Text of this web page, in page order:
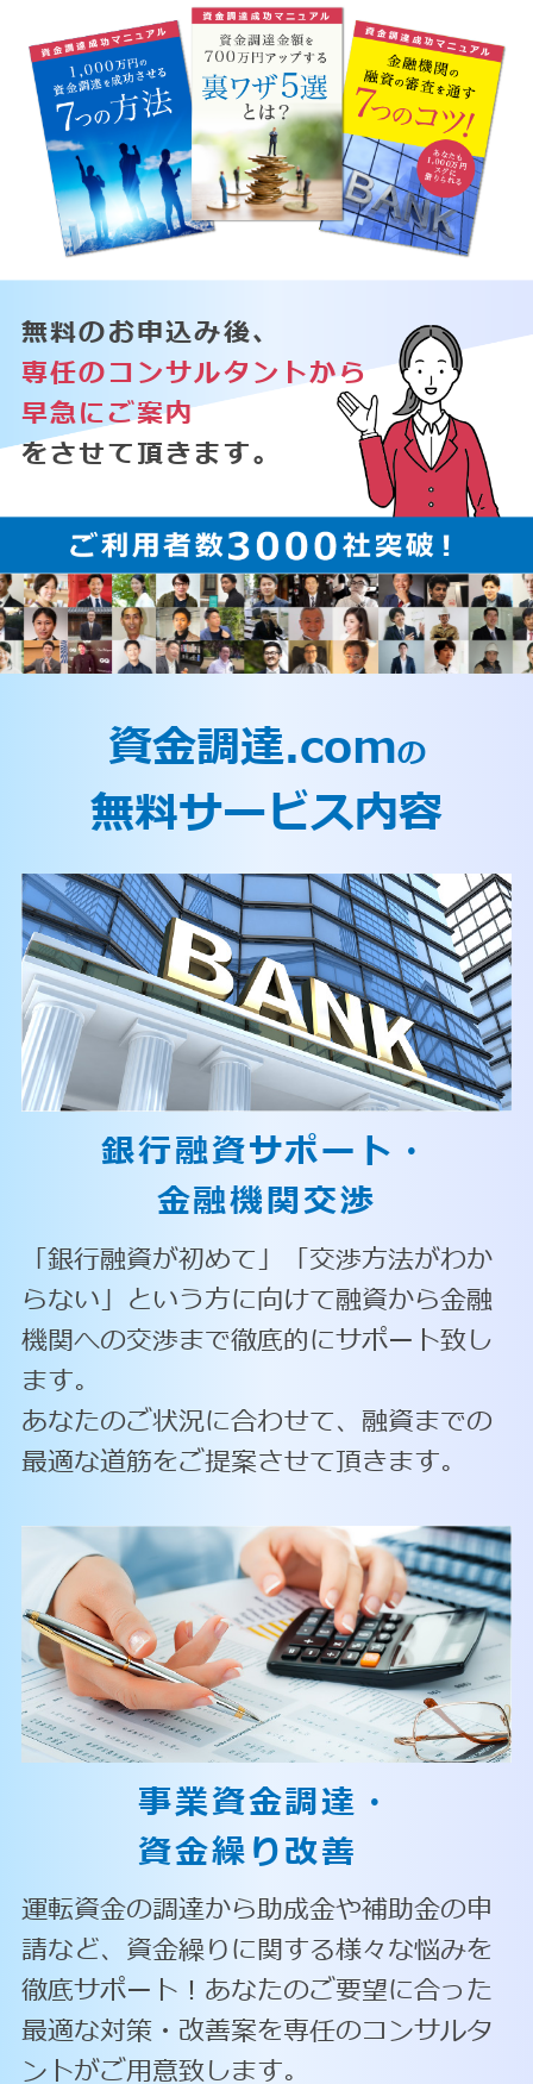
無料のお申込み後、
専任のコンサルタントから
早急にご案内
をさせて頂きます。
資金調達.comの
無料サービス内容
銀行融資サポート・
金融機関交渉
「銀行融資が初めて」「交渉方法がわか
らない」という方に向けて融資から金融
機関への交渉まで徹底的にサポート致し
ます。
あなたのご状況に合わせて、融資までの
最適な道筋をご提案させて頂きます。
事業資金調達・
資金繰り改善
運転資金の調達から助成金や補助金の申
請など、資金繰りに関する様々な悩みを
徹底サポート！あなたのご要望に合った
最適な対策・改善案を専任のコンサルタ
ントがご用意致します。